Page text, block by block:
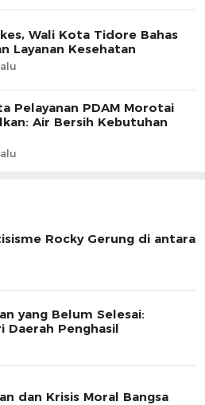
Wali Kota Tidore Bahas
Layanan Kesehatan
Pelayanan PDAM Morotai
Air Bersih Kebutuhan
Rocky Gerung di antara
yang Belum Selesai:
Daerah Penghasil
dan Krisis Moral Bangsa